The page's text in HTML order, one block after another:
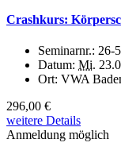
Crashkurs:
Seminarnr.: 26-
Datum: Mi.
Ort: VWA
296,00 €
weitere Details
Anmeldung möglich